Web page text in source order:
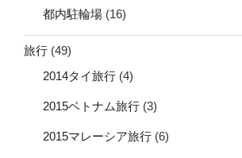
都内駐輪場 (16)
旅行 (49)
2014タイ旅行 (4)
2015ベトナム旅行 (3)
2015マレーシア旅行 (6)